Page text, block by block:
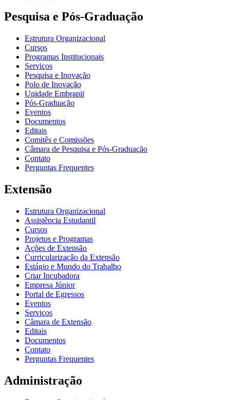
Pesquisa e Pós-Graduação
Estrutura Organizacional
Cursos
Programas Institucionais
Serviços
Pesquisa e Inovação
Polo de Inovação
Unidade Embrapii
Pós-Graduação
Eventos
Documentos
Editais
Comitês e Comissões
Câmara de Pesquisa e Pós-Graduação
Contato
Perguntas Frequentes
Extensão
Estrutura Organizacional
Assistência Estudantil
Cursos
Projetos e Programas
Ações de Extensão
Curricularização da Extensão
Estágio e Mundo do Trabalho
Criar Incubadora
Empresa Júnior
Portal de Egressos
Eventos
Serviços
Câmara de Extensão
Editais
Documentos
Contato
Perguntas Frequentes
Administração